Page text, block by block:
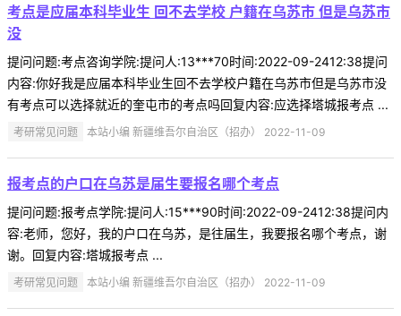
考点是应届本科毕业生 回不去学校 户籍在乌苏市 但是乌苏市
没
提问问题:考点咨询学院:提问人:13***70时间:2022-09-2412:38提问
内容:你好我是应届本科毕业生回不去学校户籍在乌苏市但是乌苏市没
有考点可以选择就近的奎屯市的考点吗回复内容:应选择塔城报考点 ...
考研常见问题 本站小编 新疆维吾尔自治区（招办） 2022-11-09
报考点的户口在乌苏是届生要报名哪个考点
提问问题:报考点学院:提问人:15***90时间:2022-09-2412:38提问内
容:老师，您好，我的户口在乌苏，是往届生，我要报名哪个考点，谢
谢。回复内容:塔城报考点 ...
考研常见问题 本站小编 新疆维吾尔自治区（招办） 2022-11-09